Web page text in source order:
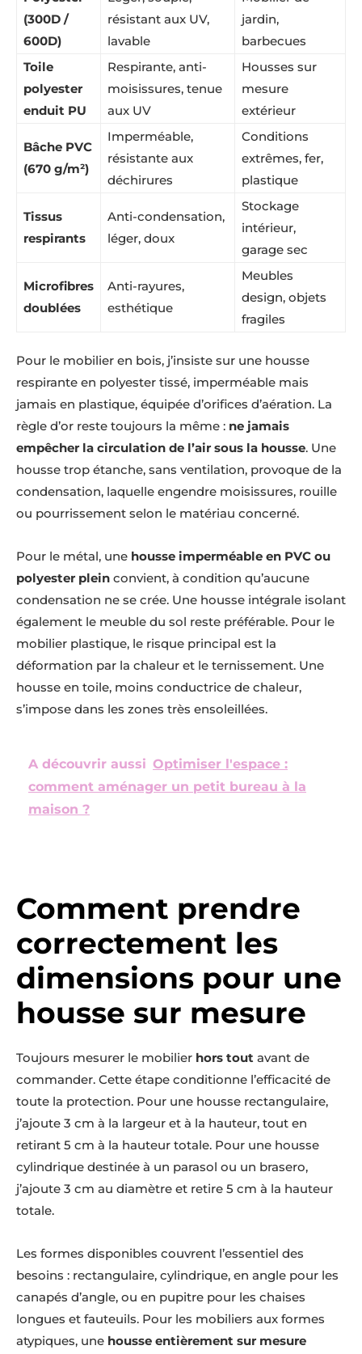
(300D /
600D)
résistant aux UV,
lavable
jardin,
barbecues
Toile
polyester
enduit PU
Respirante, anti-
moisissures, tenue
aux UV
Housses sur
mesure
extérieur
Bâche PVC
(670 g/m²)
Imperméable,
résistante aux
déchirures
Conditions
extrêmes, fer,
plastique
Tissus
respirants
Anti-condensation,
léger, doux
Stockage
intérieur,
garage sec
Microfibres
doublées
Anti-rayures,
esthétique
Meubles
design, objets
fragiles
Pour le mobilier en bois, j’insiste sur une housse
respirante en polyester tissé, imperméable mais
jamais en plastique, équipée d’orifices d’aération. La
règle d’or reste toujours la même : ne jamais
empêcher la circulation de l’air sous la housse. Une
housse trop étanche, sans ventilation, provoque de la
condensation, laquelle engendre moisissures, rouille
ou pourrissement selon le matériau concerné.
Pour le métal, une housse imperméable en PVC ou
polyester plein convient, à condition qu’aucune
condensation ne se crée. Une housse intégrale isolant
également le meuble du sol reste préférable. Pour le
mobilier plastique, le risque principal est la
déformation par la chaleur et le ternissement. Une
housse en toile, moins conductrice de chaleur,
s’impose dans les zones très ensoleillées.
A découvrir aussi Optimiser l'espace :
comment aménager un petit bureau à la
maison ?
Comment prendre
correctement les
dimensions pour une
housse sur mesure
Toujours mesurer le mobilier hors tout avant de
commander. Cette étape conditionne l’efficacité de
toute la protection. Pour une housse rectangulaire,
j’ajoute 3 cm à la largeur et à la hauteur, tout en
retirant 5 cm à la hauteur totale. Pour une housse
cylindrique destinée à un parasol ou un brasero,
j’ajoute 3 cm au diamètre et retire 5 cm à la hauteur
totale.
Les formes disponibles couvrent l’essentiel des
besoins : rectangulaire, cylindrique, en angle pour les
canapés d’angle, ou en pupitre pour les chaises
longues et fauteuils. Pour les mobiliers aux formes
atypiques, une housse entièrement sur mesure